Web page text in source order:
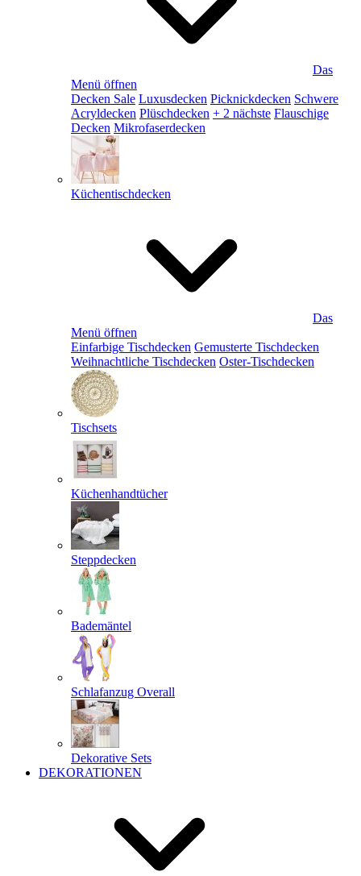
Das
Menü öffnen
Decken Sale Luxusdecken Picknickdecken Schwere
Acryldecken Plüschdecken + 2 nächste Flauschige
Decken Mikrofaserdecken
Küchentischdecken
Das
Menü öffnen
Einfarbige Tischdecken Gemusterte Tischdecken
Weihnachtliche Tischdecken Oster-Tischdecken
Tischsets
Küchenhandtücher
Steppdecken
Bademäntel
Schlafanzug Overall
Dekorative Sets
DEKORATIONEN